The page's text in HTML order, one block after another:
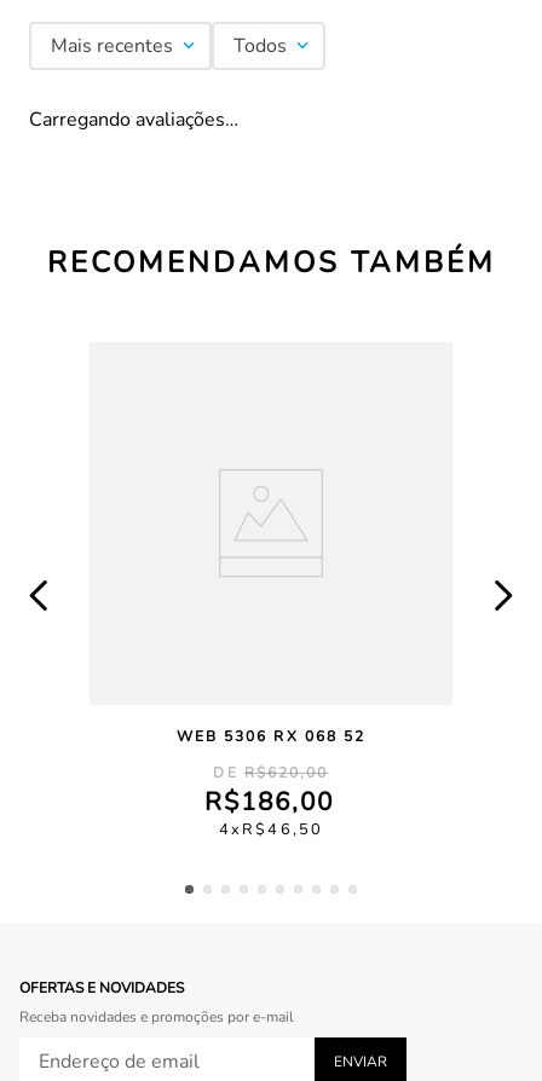
Mais recentes Todos
Carregando avaliações…
RECOMENDAMOS TAMBÉM
WEB 5306 RX 068 52
R$620,00
R$186,00
4 R$46,50
OFERTAS E NOVIDADES
Receba novidades e promoções por e-mail